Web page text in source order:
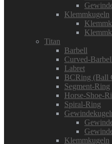
Klemmkugeln
Titan
Barbell
Curved-
Labret
BCRing (Ball
Segment-Ring
Horse-Shoe-
Spiral-Ring
Klemmkugeln